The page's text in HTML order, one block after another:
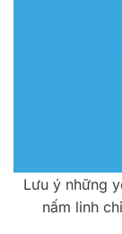
Lưu ý những
nấm linh